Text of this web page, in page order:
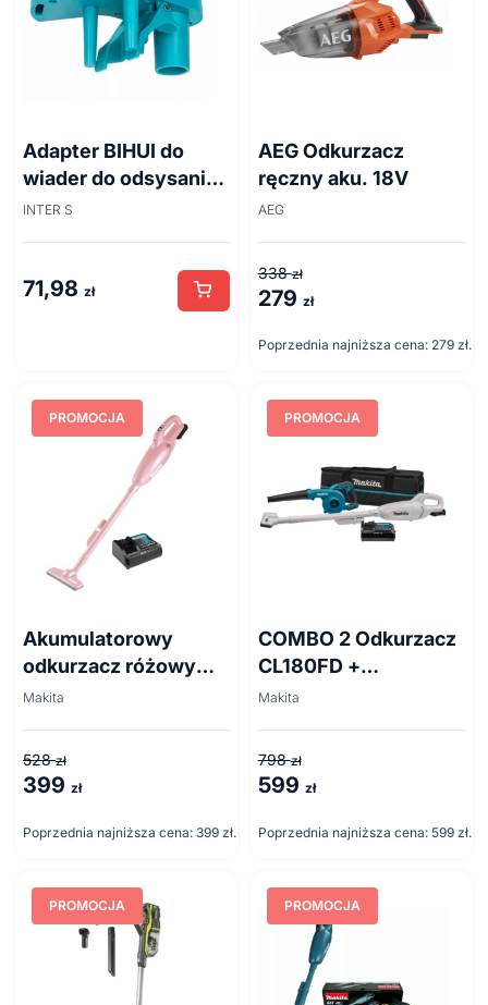
Pilarki
Łańcuchowe
Pozostałe
Mimośrodowe
Wyrzynarki
Narzędzia ręczne
Adapter BIHUI do
wiader do odsysania
pyłu z wiader
INTER S
71,98 zł
AEG Odkurzacz
ręczny aku. 18V
AEG
338zł
Pierwotna
wynosiła:
279 zł
Aktualna
wynosi:
Poprzednia najniższa cena: 279 zł.
PROMOCJA
Akumulatorowy
odkurzacz różowy
CL108FDSAP
Makita
528zł
Pierwotna
wynosiła:
399 zł
Aktualna
wynosi:
Poprzednia najniższa cena: 399 zł.
PROMOCJA
COMBO 2 Odkurzacz
CL180FD +
dmuchawa UB100D
Makita
798zł
Pierwotna
wynosiła:
599 zł
Aktualna
wynosi:
Poprzednia najniższa cena: 599 zł.
PROMOCJA PROMOCJA